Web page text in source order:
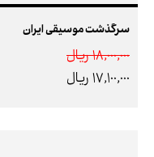
سرگذشت موسیقی ایران
18,000,000 ريال
17,100,000 ريال